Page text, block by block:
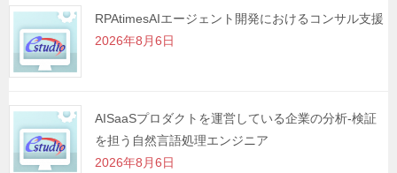
RPAtimesAIエージェント開発におけるコンサル支援
2026年8月6日
AISaaSプロダクトを運営している企業の分析-検証
を担う自然言語処理エンジニア
2026年8月6日